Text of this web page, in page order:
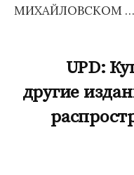
МИХАЙЛОВСКОМ …
UPD:
другие